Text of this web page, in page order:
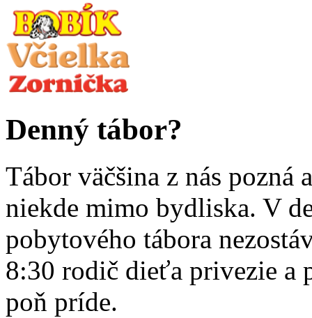
Denný tábor?
Tábor väčšina z nás
niekde mimo bydliska. V
pobytového tábora
8:30 rodič dieťa privezie a
poň príde.